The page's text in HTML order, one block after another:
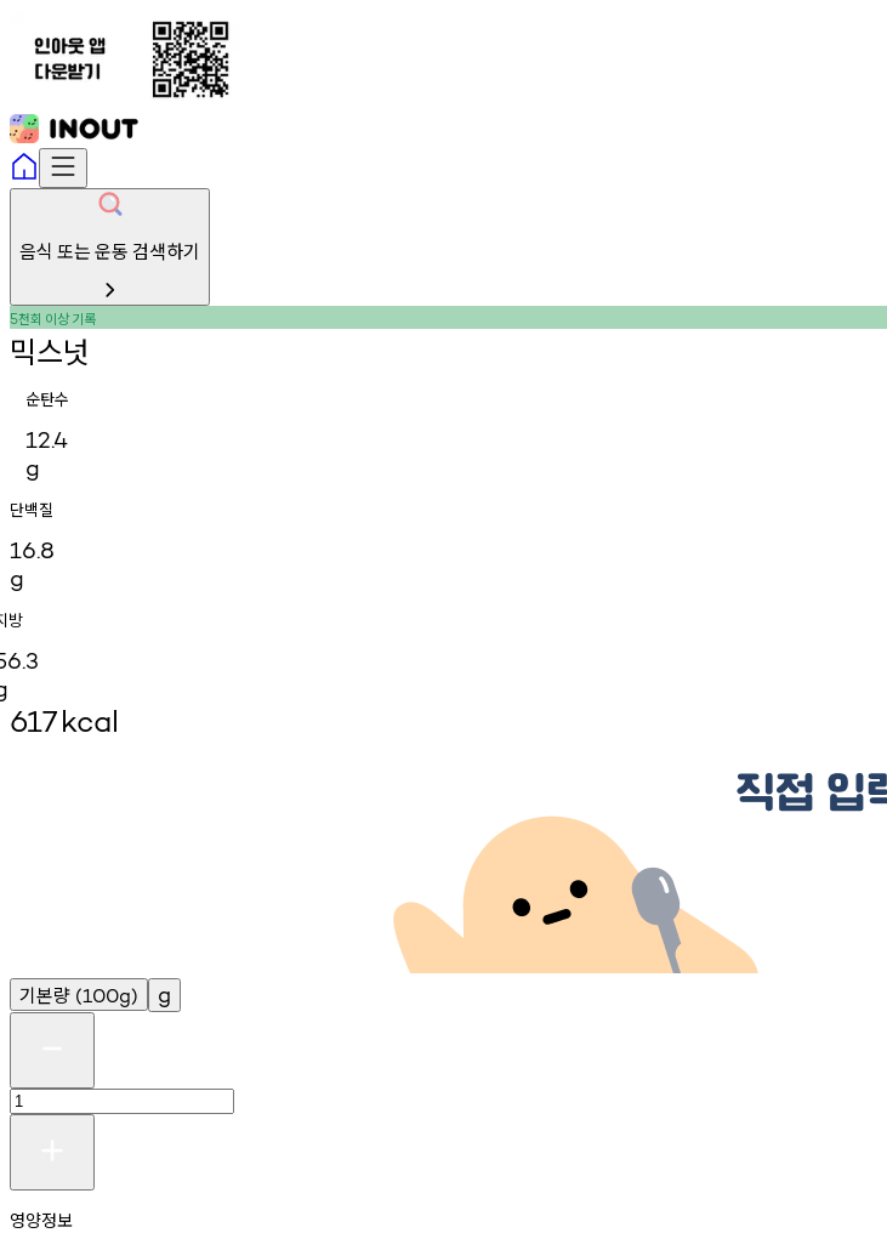
음식 또는 운동 검색하기
5천회 이상기록
믹스넛
순탄수
12.4
g
단백질
16.8
g
방
617kcal
기본량 (100g) g
영양정보